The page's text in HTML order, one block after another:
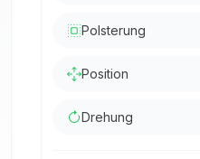
Polsterung
Position
Drehung